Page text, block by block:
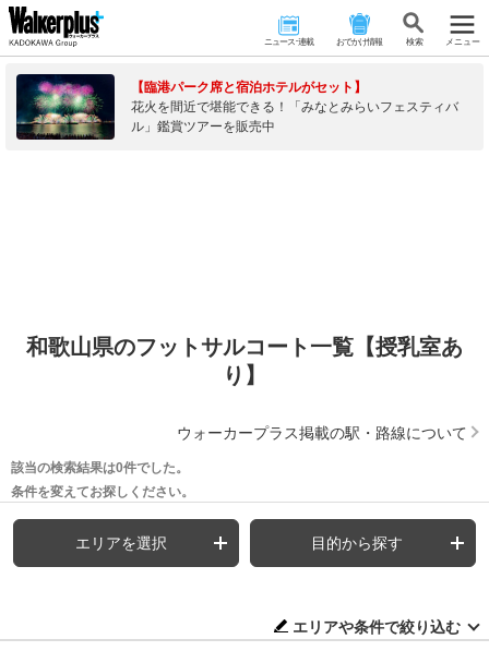
ニュース･連載 おでかけ情報 検 索 メニュー
【臨港パーク席と宿泊ホテルがセット】
花火を間近で堪能できる！「みなとみらいフェスティバ
ル」鑑賞ツアーを販売中
和歌山県のフットサルコート一覧【授乳室あ
り】
ウォーカープラス掲載の駅・路線について
該当の検索結果は0件でした。
条件を変えてお探しください。
エリアを選択 目的から探す
エリアや条件で絞り込む